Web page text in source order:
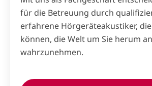
für die Betreuung durch
erfahrene Hörgeräteakustiker,
können, die Welt um Sie herum
wahrzunehmen.